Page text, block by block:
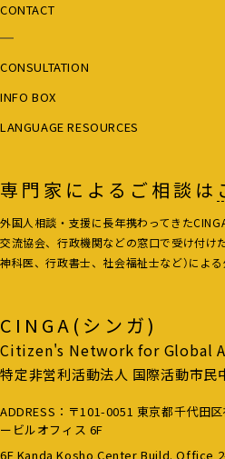
CONTACT
CONSULTATION
INFO BOX
LANGUAGE RESOURCES
CINGA(シンガ)
Citizen's Network for Global
特定非営利活動法人 国際活動市民
ADDRESS：〒101-0051 東京都千代田
ービルオフィス 6F
6F Kanda Kosho Center Build. Office
専門家によるご相談は
外国人相談・支援に長年携わってきた
交流協会、行政機関などの窓口で受け付け
神科医、行政書士、社会福祉士など）によ